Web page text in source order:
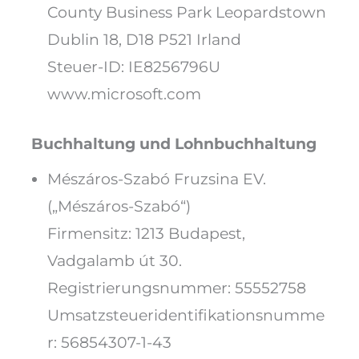
County Business Park Leopardstown
Dublin 18, D18 P521 Irland
Steuer-ID: IE8256796U
www.microsoft.com
Buchhaltung und Lohnbuchhaltung
Mészáros-Szabó Fruzsina EV.
(„Mészáros-Szabó“)
Firmensitz: 1213 Budapest,
Vadgalamb út 30.
Registrierungsnummer: 55552758
Umsatzsteueridentifikationsnumme
r: 56854307-1-43